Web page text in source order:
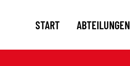
START ABTEILUNGEN